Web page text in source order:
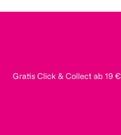
Gratis Click & Collect ab 19 €